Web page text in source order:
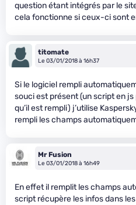
question étant intégrés par le
cela fonctionne si ceux-ci sont
titomate
Le 03/01/2018 à 16h37
Si le logiciel rempli
souci est présent (un script en
qu’il est rempli) j’utilise
rempli les champs
Mr Fusion
Le 03/01/2018 à 16h49
En effet il remplit les champs
script récupère les infos dans